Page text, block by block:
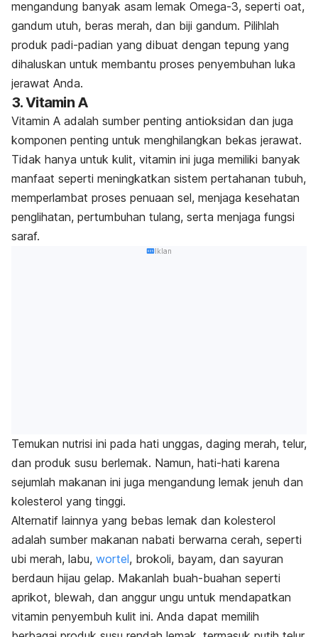
mengandung banyak asam lemak Omega-3, seperti oat,
gandum utuh, beras merah, dan biji gandum. Pilihlah
produk padi-padian yang dibuat dengan tepung yang
dihaluskan untuk membantu proses penyembuhan luka
jerawat Anda.
3. Vitamin A
Vitamin A adalah sumber penting antioksidan dan juga
komponen penting untuk menghilangkan bekas jerawat.
Tidak hanya untuk kulit, vitamin ini juga memiliki banyak
manfaat seperti meningkatkan sistem pertahanan tubuh,
memperlambat proses penuaan sel, menjaga kesehatan
penglihatan, pertumbuhan tulang, serta menjaga fungsi
saraf.
Iklan
Temukan nutrisi ini pada hati unggas, daging merah, telur,
dan produk susu berlemak. Namun, hati-hati karena
sejumlah makanan ini juga mengandung lemak jenuh dan
kolesterol yang tinggi.
Alternatif lainnya yang bebas lemak dan kolesterol
adalah sumber makanan nabati berwarna cerah, seperti
ubi merah, labu, wortel, brokoli, bayam, dan sayuran
berdaun hijau gelap. Makanlah buah-buahan seperti
aprikot, blewah, dan anggur ungu untuk mendapatkan
vitamin penyembuh kulit ini. Anda dapat memilih